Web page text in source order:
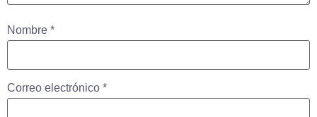
Nombre *
Correo electrónico *